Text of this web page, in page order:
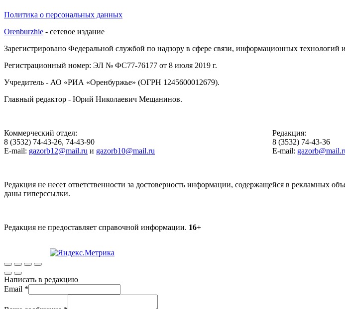
Политика о персональных данных
Orenburzhie - сетевое издание
Зарегистрировано Федеральной службой по надзору в сфере связи, информационных
Регистрационный номер: ЭЛ № ФС77-76177 от 8 июля 2019 г.
Учредитель - АО «РИА «Оренбуржье» (ОГРН 1245600012679).
Главный редактор - Юрий Николаевич Мещанинов.
Коммерческий отдел:
8 (3532) 74-43-26, 74-43-90
E-mail: gazorb12@mail.ru и gazorb10@mail.ru
Редакция:
8 (3532) 74-43-36
E-mail:
Редакция не несет ответственности за достоверность информации, содержащейся в рекламных
даны гиперссылки.
Редакция не предоставляет справочной информации. 16+
Написать в редакцию
Email *